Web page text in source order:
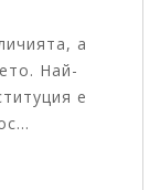
а
Най-
е